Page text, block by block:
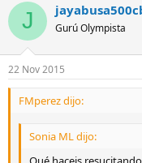
J Gurú Olympista
22 Nov 2015
FMperez dijo:
Sonia ML dijo: